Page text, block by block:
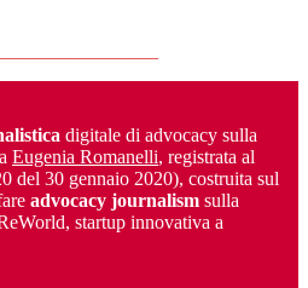
digitale di advocacy sulla
Eugenia Romanelli, registrata al
del 30 gennaio 2020), costruita sul
advocacy journalism sulla
startup innovativa a